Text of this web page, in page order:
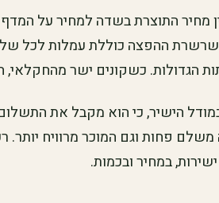
מחיר התוצרת בשדה למחיר על
ההפצה כוללת עמלות לכל
הגדולות. כשקונים ישר
הישיר, כי הוא מקבל את
משלם פחות וגם המוכר מרוויח יותר.
במחיר ובכמות.